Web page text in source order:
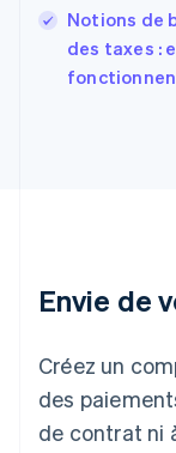
Notions de
des taxes :
Envie de
Créez un
des
de contrat ni
France
FrançaisEnglish
Gibraltar
English
Italie
Japon
日本語
Lettonie
English